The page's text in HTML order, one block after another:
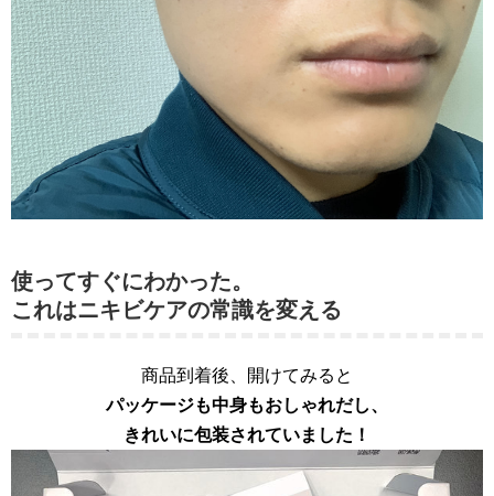
使ってすぐにわかった。
これはニキビケアの常識を変える
商品到着後、開けてみると
パッケージも中身もおしゃれだし、
きれいに包装されていました！